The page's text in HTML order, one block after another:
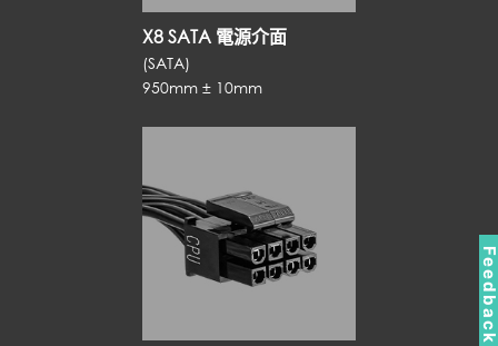
X8 SATA 電源介面
(SATA)
950mm ± 10mm